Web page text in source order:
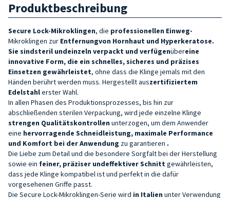
Produktbeschreibung
Secure Lock-Mikroklingen, die professionellen Einweg-
Mikroklingen zur Entfernungvon Hornhaut und Hyperkeratose.
Sie sindsteril undeinzeln verpackt und verfügenübereine
innovative Form, die ein schnelles, sicheres und präzises
Einsetzen gewährleistet, ohne dass die Klinge jemals mit den
Händen berührt werden muss. Hergestellt auszertifiziertem
Edelstahlerster Wahl.
In allen Phasen des Produktionsprozesses, bis hin zur
abschließenden sterilen Verpackung, wird jede einzelne Klinge
strengen Qualitätskontrollen unterzogen, um dem Anwender
eine hervorragende Schneidleistung, maximale Performance
und Komfort bei der Anwendung zu garantieren .
Die Liebe zum Detail und die besondere Sorgfalt bei der Herstellung
sowie ein feiner, präziser undeffektiverSchnitt gewährleisten,
dass jede Klinge kompatibel ist und perfekt in die dafür
vorgesehenen Griffe passt.
Die Secure Lock-Mikroklingen-Serie wird in Italien unter Verwendung